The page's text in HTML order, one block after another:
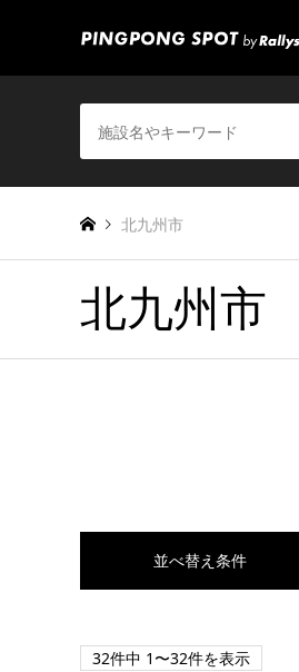
北九州市
北九州市
並べ替え条件
32件中 1〜32件を表示